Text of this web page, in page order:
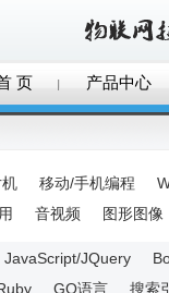
页 产品中心
移动/手机编程
音视频 图形图像
JavaScript/JQuery
GO语言 搜索